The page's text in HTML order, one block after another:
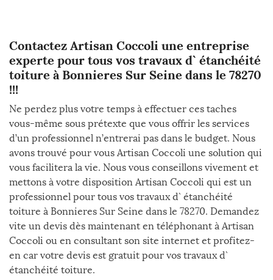
Contactez Artisan Coccoli une entreprise
experte pour tous vos travaux d` étanchéité
toiture à Bonnieres Sur Seine dans le 78270
!!!
Ne perdez plus votre temps à effectuer ces taches
vous-même sous prétexte que vous offrir les services
d’un professionnel n’entrerai pas dans le budget. Nous
avons trouvé pour vous Artisan Coccoli une solution qui
vous facilitera la vie. Nous vous conseillons vivement et
mettons à votre disposition Artisan Coccoli qui est un
professionnel pour tous vos travaux d` étanchéité
toiture à Bonnieres Sur Seine dans le 78270. Demandez
vite un devis dès maintenant en téléphonant à Artisan
Coccoli ou en consultant son site internet et profitez-
en car votre devis est gratuit pour vos travaux d`
étanchéité toiture.